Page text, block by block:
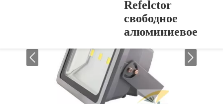
Refelctor
свободное
алюминиевое